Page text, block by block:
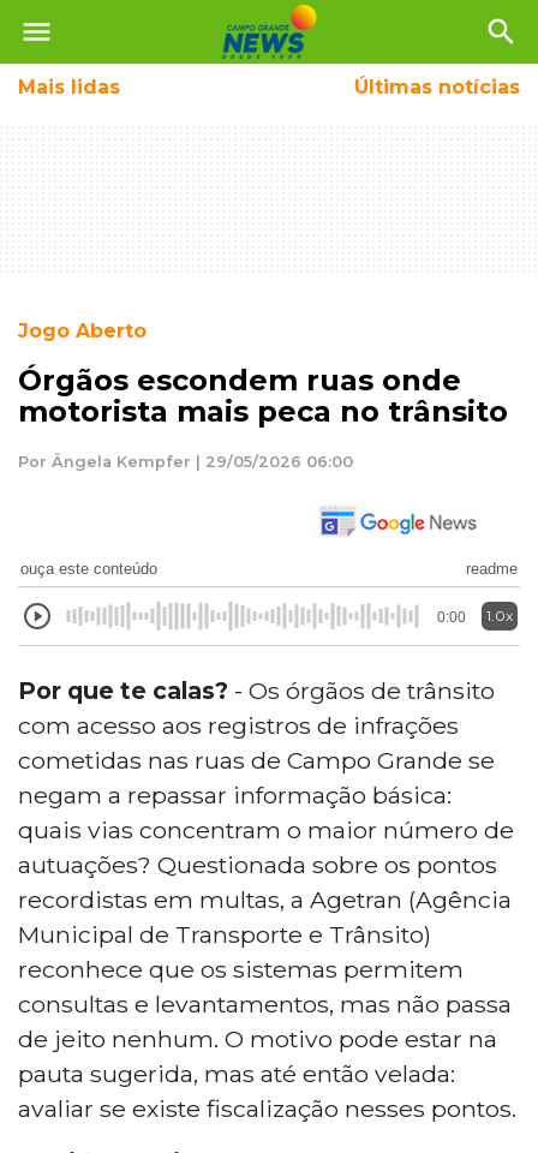
menu search
Mais lidas Últimas notícias
Jogo Aberto
Órgãos escondem ruas onde
motorista mais peca no trânsito
Por Ângela Kempfer | 29/05/2026 06:00
ouça este conteúdo readme
0:00 1.0x
Por que te calas? - Os órgãos de trânsito
com acesso aos registros de infrações
cometidas nas ruas de Campo Grande se
negam a repassar informação básica:
quais vias concentram o maior número de
autuações? Questionada sobre os pontos
recordistas em multas, a Agetran (Agência
Municipal de Transporte e Trânsito)
reconhece que os sistemas permitem
consultas e levantamentos, mas não passa
de jeito nenhum. O motivo pode estar na
pauta sugerida, mas até então velada:
avaliar se existe fiscalização nesses pontos.